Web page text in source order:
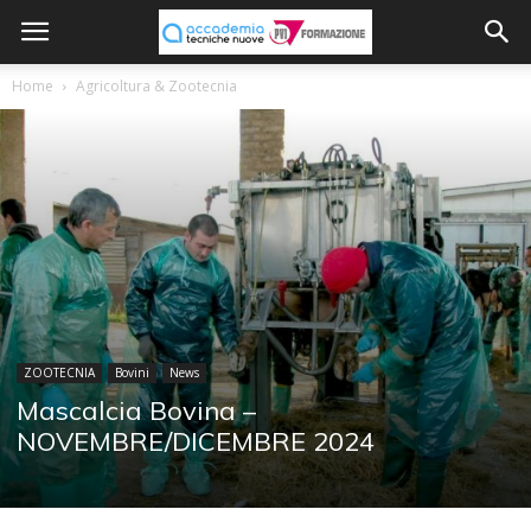
Home Agricoltura & Zootecnia
ZOOTECNIA Bovini News
Mascalcia Bovina –
NOVEMBRE/DICEMBRE 2024